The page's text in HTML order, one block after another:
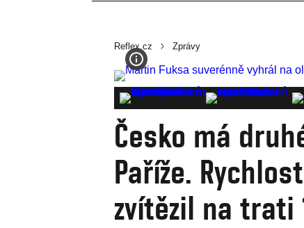
Reflex.cz Zprávy
Česko má
Paříže.
zvítězil na trati